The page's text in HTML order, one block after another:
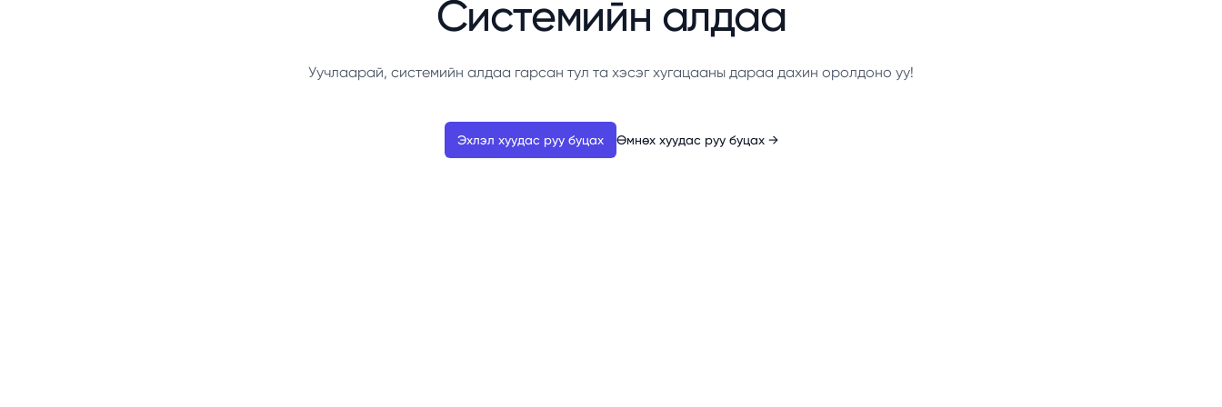
Системийн алдаа
Уучлаарай, системийн алдаа гарсан тул та хэсэг хугацааны дараа дахин оролдоно уу!
Эхлэл хуудас руу буцах Өмнөх хуудас руу буцах →